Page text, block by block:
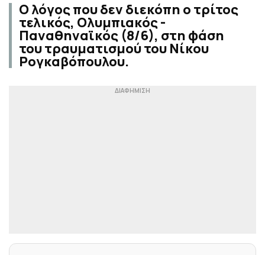
Ο λόγος που δεν διεκόπη ο τρίτος
τελικός, Ολυμπιακός -
Παναθηναϊκός (8/6), στη φάση
του τραυματισμού του Νίκου
Ρογκαβόπουλου.